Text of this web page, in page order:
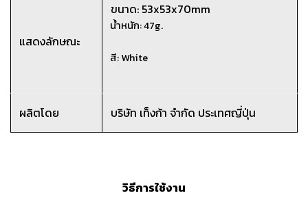
แสดงลักษณะ
ขนาด: 53x53x70mm
น้ำหนัก: 47g.
สี: White
ผลิตโดย บริษัท เท็งก้า จำกัด ประเทศญี่ปุ่น
วิธีการใช้งาน